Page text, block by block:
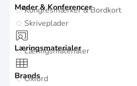
Møder & Konferencer
Kongresmærker & Bordkort
Skriveplader
Læringsmaterialer
Læringsmaterialer
Brands
Oxford